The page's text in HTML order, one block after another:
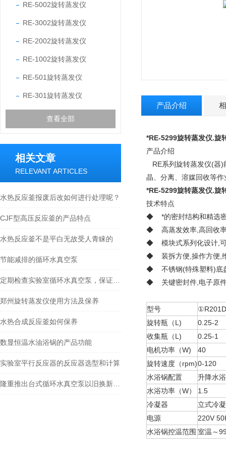
RE-5002旋转蒸发仪
RE-3002旋转蒸发仪
RE-2002旋转蒸发仪
RE-1002旋转蒸发仪
RE-501旋转蒸发仪
RE-301旋转蒸发仪
查看全部
相关文章
RELEVANT ARTICLES
水热反应釜报废后改如何进行处理呢？
CJF型高压反应釜的产品特点
水热反应釜不是平白无故受人青睐的
节能减排的循环水真空泵
郑州旋转蒸发仪使用方法及保养
水热合成反应釜如何保养
数显恒温水油浴锅的产品功能
实验室平行反应器的反应器选型和计算
产品介绍
*RE-5299旋转蒸发仪.旋
产品介绍
RE系列旋转蒸发仪(器)
晶、分离、溶媒回收等
*RE-5299旋转蒸发仪.旋
技术特点
◆ *的密封结构和精选
◆ 高蒸发效率,高回收
◆ 模块式系列化设计,
◆ 装拆方便,操作方便,
◆ 不锈钢(特殊塑料)底
◆ 关键密封件,电子原
型号
①R201D
旋转瓶（L)
0.25-2
收集瓶（L)
0.25-1
电机功率（W)
40
旋转速度（rpm)0-120
水浴锅配置
升降水
水浴功率（W）
1.5
冷凝器
立式冷
电源
220V
水浴锅控温范围 室温～